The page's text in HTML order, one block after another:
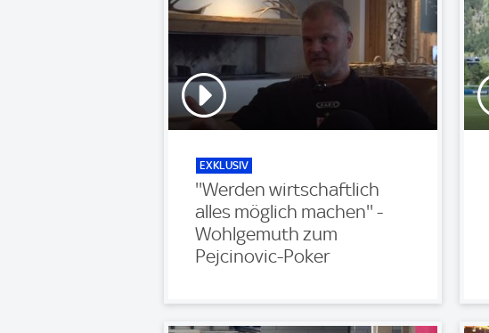
EXKLUSIV
''Werden wirtschaftlich
alles möglich machen'' -
Wohlgemuth zum
Pejcinovic-Poker